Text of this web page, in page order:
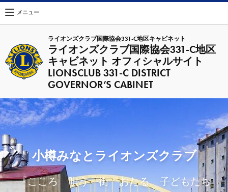
ライオンズクラブ国際協会331-C地区キャビネット
ライオンズクラブ国際協会331-C地区
キャビネット オフィシャルサイト
LIONSCLUB 331-C DISTRICT
GOVERNOR’S CABINET
メニュー
小樽みなとライオンズクラブ
『こころ 唄う 街 おたる 子どもたち